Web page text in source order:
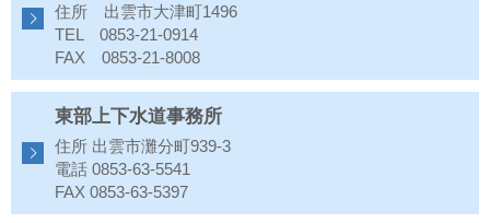
住所 出雲市大津町1496
TEL 0853-21-0914
FAX 0853-21-8008
東部上下水道事務所
住所 出雲市灘分町939-3
電話 0853-63-5541
FAX 0853-63-5397